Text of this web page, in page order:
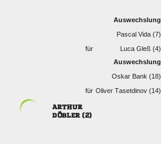
Auswechslung
  
für
  
Auswechslung
  
für   

 